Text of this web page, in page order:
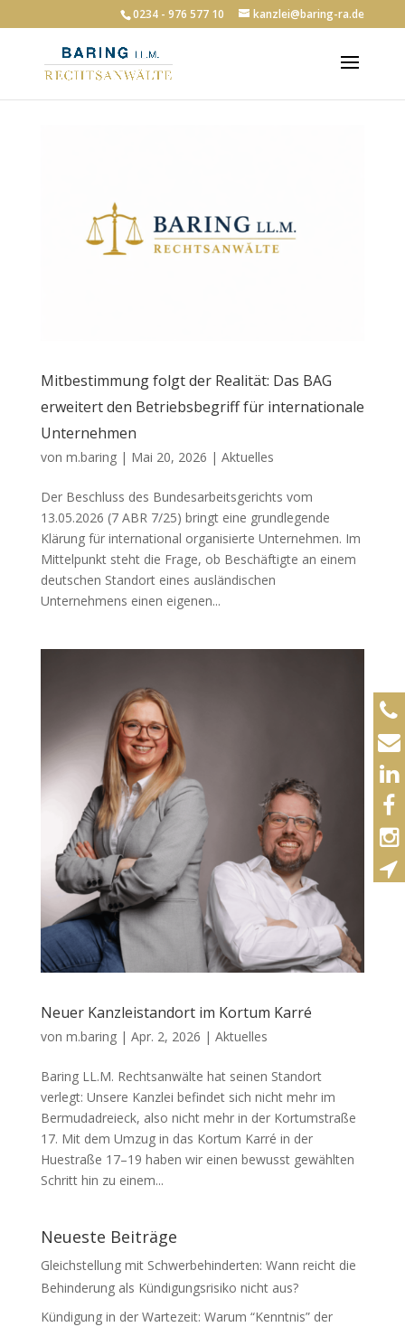
0234 - 976 577 10 kanzlei@baring-ra.de
Mitbestimmung folgt der Realität: Das BAG
erweitert den Betriebsbegriff für internationale
Unternehmen
von m.baring| Mai 20, 2026 | Aktuelles
Der Beschluss des Bundesarbeitsgerichts vom
13.05.2026 (7 ABR 7/25) bringt eine grundlegende
Klärung für international organisierte Unternehmen. Im
Mittelpunkt steht die Frage, ob Beschäftigte an einem
deutschen Standort eines ausländischen
Unternehmens einen eigenen...
Neuer Kanzleistandort im Kortum Karré
von m.baring| Apr. 2, 2026 | Aktuelles
Baring LL.M. Rechtsanwälte hat seinen Standort
verlegt: Unsere Kanzlei befindet sich nicht mehr im
Bermudadreieck, also nicht mehr in der Kortumstraße
17. Mit dem Umzug in das Kortum Karré in der
Huestraße 17–19 haben wir einen bewusst gewählten
Schritt hin zu einem...
Neueste Beiträge
Gleichstellung mit Schwerbehinderten: Wann reicht die
Behinderung als Kündigungsrisiko nicht aus?
Kündigung in der Wartezeit: Warum “Kenntnis” der